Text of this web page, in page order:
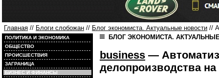
Главная // Блоги слобожан // Блог экономиста. Актуальные новости //
ПОЛИТИКА И ЭКОНОМИКА
ОБЩЕСТВО
ПРОИСШЕСТВИЯ
ЗАГРАНИЦА
БИЗНЕС И ФИНАНСЫ
БЛОГ ЭКОНОМИСТА.
business —
делопроизводства